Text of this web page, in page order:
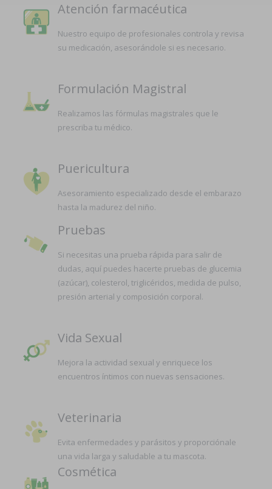
Atención farmacéutica
Nuestro equipo de profesionales controla y revisa
su medicación, asesorándole si es necesario.
Formulación Magistral
Realizamos las fórmulas magistrales que le
prescriba tu médico.
Puericultura
Asesoramiento especializado desde el embarazo
hasta la madurez del niño.
Pruebas
Si necesitas una prueba rápida para salir de
dudas, aquí puedes hacerte pruebas de glucemia
(azúcar), colesterol, triglicéridos, medida de pulso,
presión arterial y composición corporal.
Vida Sexual
Mejora la actividad sexual y enriquece los
encuentros íntimos con nuevas sensaciones.
Veterinaria
Evita enfermedades y parásitos y proporciónale
una vida larga y saludable a tu mascota.
Cosmética